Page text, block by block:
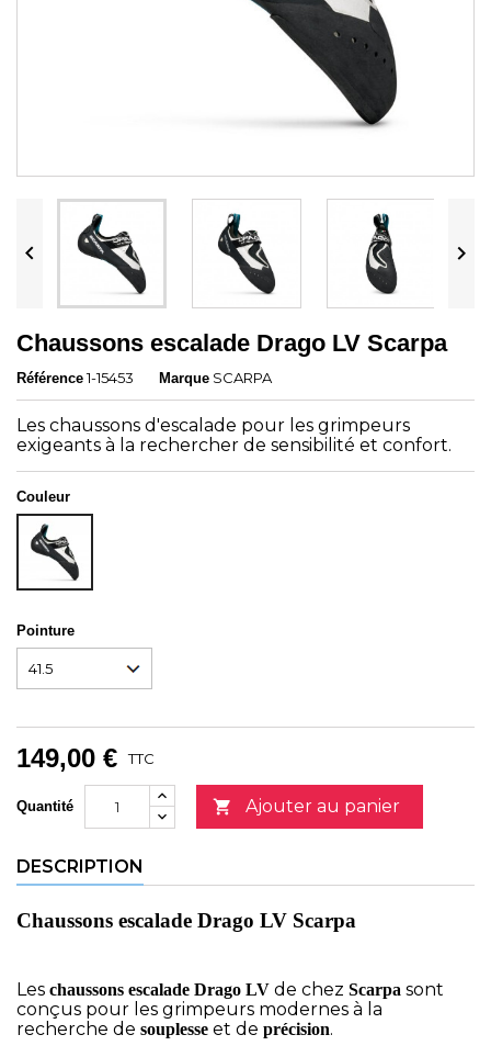
 
Chaussons escalade Drago LV Scarpa
Référence 1-15453 Marque SCARPA
Les chaussons d'escalade pour les grimpeurs
exigeants à la rechercher de sensibilité et confort.
Couleur
BLANC
Pointure
149,00 € TTC
Quantité  Ajouter au panier
DESCRIPTION
Chaussons escalade Drago LV Scarpa
Les chaussons escalade Drago LV de chez Scarpa sont
conçus pour les grimpeurs modernes à la
recherche de souplesse et de précision.